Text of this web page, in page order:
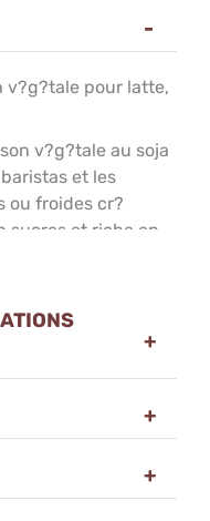
v?g?tale pour latte,
v?g?tale au soja
et les
ou froides cr?
sucres et riche en
lait de vache id?
soja barista
pour toutes
Alpro